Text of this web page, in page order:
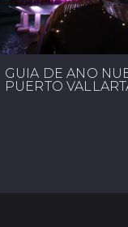
GUÍA DE AÑO
PUERTO